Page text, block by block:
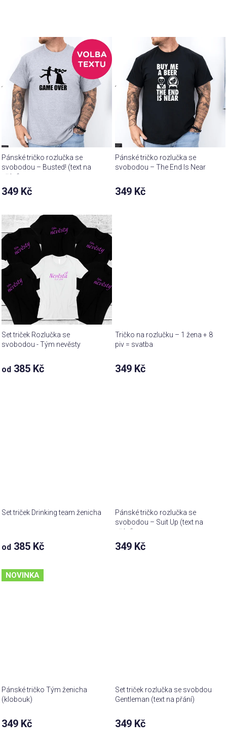
Pánské tričko rozlučka se
svobodou – Busted! (text na
přání)
349 Kč
Pánské tričko rozlučka se
svobodou – The End Is Near
349 Kč
Set triček Rozlučka se
svobodou - Tým nevěsty
od 385 Kč
Tričko na rozlučku – 1 žena + 8
piv = svatba
349 Kč
Set triček Drinking team ženicha
od 385 Kč
Pánské tričko rozlučka se
svobodou – Suit Up (text na
přání)
349 Kč
NOVINKA
Pánské tričko Tým ženicha
(klobouk)
349 Kč
Set triček rozlučka se svobdou
Gentleman (text na přání)
349 Kč